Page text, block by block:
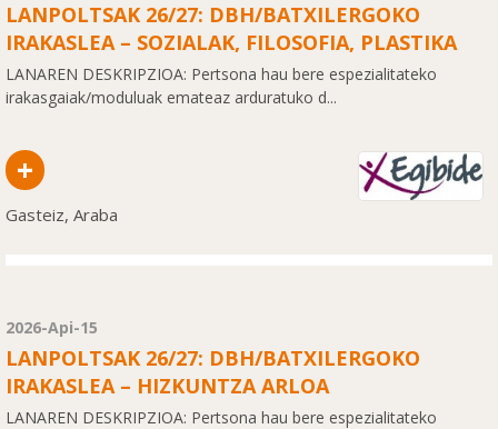
LANPOLTSAK 26/27: DBH/BATXILERGOKO
IRAKASLEA – SOZIALAK, FILOSOFIA, PLASTIKA
LANAREN DESKRIPZIOA: Pertsona hau bere espezialitateko
irakasgaiak/moduluak emateaz arduratuko d...
+
Gasteiz, Araba
2026-Api-15
LANPOLTSAK 26/27: DBH/BATXILERGOKO
IRAKASLEA – HIZKUNTZA ARLOA
LANAREN DESKRIPZIOA: Pertsona hau bere espezialitateko